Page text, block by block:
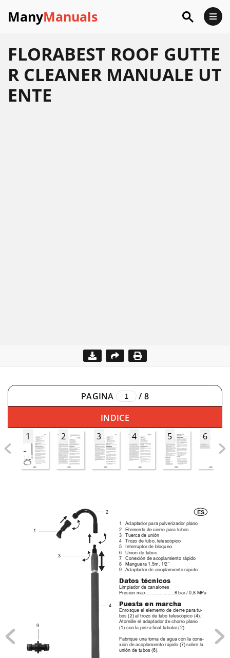
ManyManuals
FLORABEST ROOF GUTTE
R CLEANER MANUALE UT
ENTE
PAGINA / 8
INDICE
1
2 3 4 5 6
1 Adaptadorparapulverizadorplano
2 Elementodecierreparatubos
3 Tuercadeunión
4
Trozodetubo,telescópico
5
Interruptordebloqueo
6 Unióndetubos
7 Conexióndeacoplamientorápido
8 Manguera1,5m,1/2“
9 Adaptadordeacoplamientorápido
Datos técnicos
Limpiadordecanalones
Presiónmáx......................8bar/0,8MPa
Puesta en marcha
Enrosqueelelementodecierreparatu-
bos(2)altrozodetubotelescópico(4).
Atornilleeladaptadordechorroplano
(1)conlapiezanaltubular(2).
Fabriqueunatomadeaguaconlacone-
xióndeacoplamientorápido(7)sobrela
unióndetubos(6).
1
2
3
4
9
ES